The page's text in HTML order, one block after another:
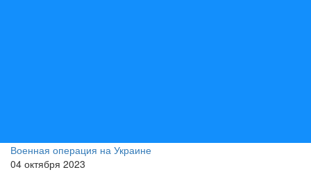
Военная операция на Украине
04 октября 2023